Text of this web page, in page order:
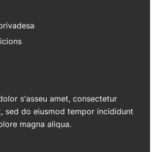
s'asseu amet, consectetur
sed do eiusmod tempor incididunt
magna aliqua.